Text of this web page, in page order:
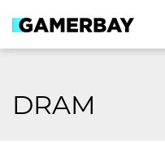
content
DRAM